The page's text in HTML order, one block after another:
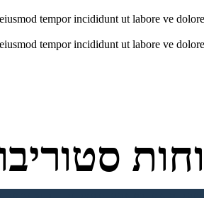
tempor incididunt ut labore ve
tempor incididunt ut labore ve